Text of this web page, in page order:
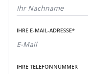
IHRE E-MAIL-ADRESSE*
IHRE TELEFONNUMMER